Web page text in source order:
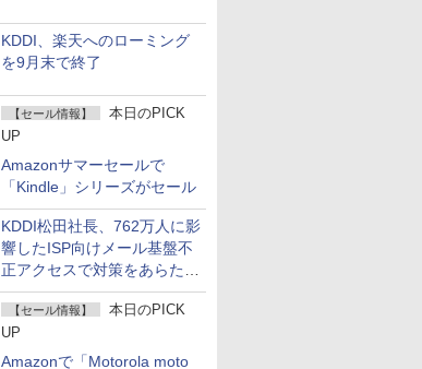
KDDI、楽天へのローミング
を9月末で終了
【セール情報】
本日のPICK
UP
Amazonサマーセールで
「Kindle」シリーズがセール
KDDI松田社長、762万人に影
響したISP向けメール基盤不
正アクセスで対策をあらため
て説明
【セール情報】
本日のPICK
UP
Amazonで「Motorola moto